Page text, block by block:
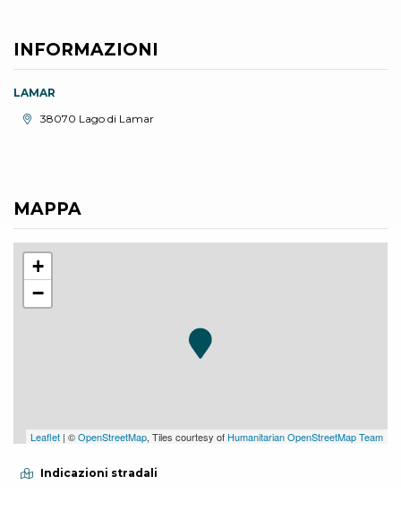
INFORMAZIONI
LAMAR
Località:38070 Lago di Lamar
MAPPA
+
−
Leaflet | ©OpenStreetMap, Tiles courtesy of Humanitarian OpenStreetMap Team
Indicazioni stradali